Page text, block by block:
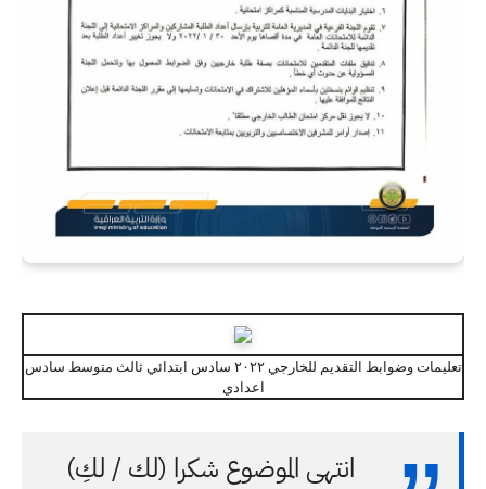
تعليمات وضوابط التقديم للخارجي ٢٠٢٢ سادس ابتدائي ثالث متوسط سادس
اعدادي
انتهى الموضوع شكرا (لك / لكِ)